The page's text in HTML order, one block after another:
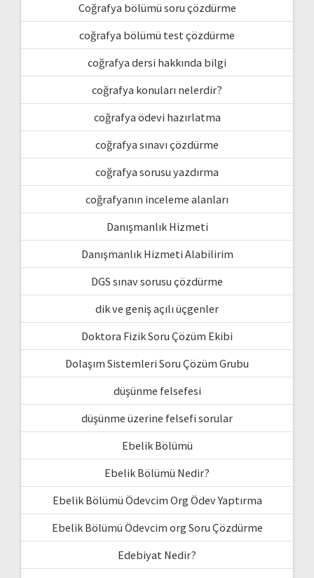
Coğrafya bölümü soru çözdürme
coğrafya bölümü test çözdürme
coğrafya dersi hakkında bilgi
coğrafya konuları nelerdir?
coğrafya ödevi hazırlatma
coğrafya sınavı çözdürme
coğrafya sorusu yazdırma
coğrafyanın inceleme alanları
Danışmanlık Hizmeti
Danışmanlık Hizmeti Alabilirim
DGS sınav sorusu çözdürme
dik ve geniş açılı üçgenler
Doktora Fizik Soru Çözüm Ekibi
Dolaşım Sistemleri Soru Çözüm Grubu
düşünme felsefesi
düşünme üzerine felsefi sorular
Ebelik Bölümü
Ebelik Bölümü Nedir?
Ebelik Bölümü Ödevcim Org Ödev Yaptırma
Ebelik Bölümü Ödevcim org Soru Çözdürme
Edebiyat Nedir?